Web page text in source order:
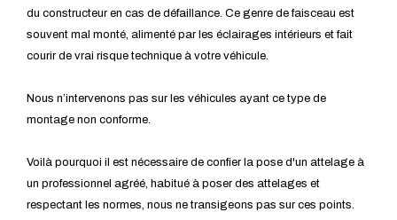
du constructeur en cas de défaillance. Ce genre de faisceau est
souvent mal monté, alimenté par les éclairages intérieurs et fait
courir de vrai risque technique à votre véhicule.
Nous n’intervenons pas sur les véhicules ayant ce type de
montage non conforme.
Voilà pourquoi il est nécessaire de confier la pose d'un attelage à
un professionnel agréé, habitué à poser des attelages et
respectant les normes, nous ne transigeons pas sur ces points.